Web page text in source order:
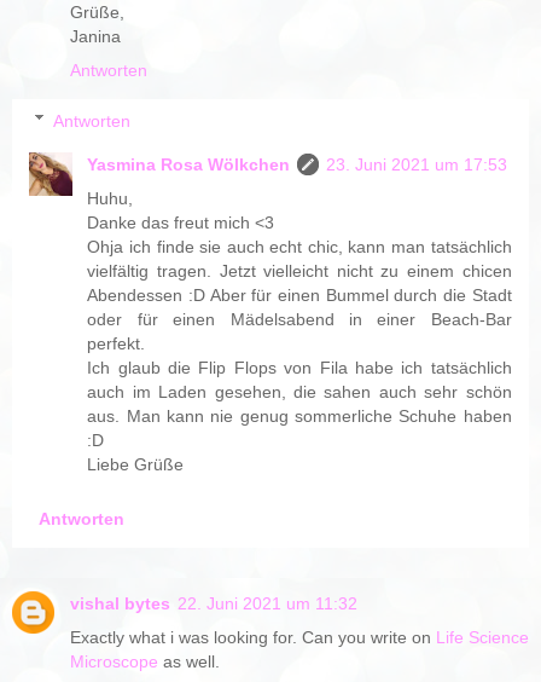
Grüße,
Janina
Antworten
Antworten
Yasmina Rosa Wölkchen
23. Juni 2021 um 17:53
Huhu,
Danke das freut mich <3
Ohja ich finde sie auch echt chic, kann man tatsächlich
vielfältig tragen. Jetzt vielleicht nicht zu einem chicen
Abendessen :D Aber für einen Bummel durch die Stadt
oder für einen Mädelsabend in einer Beach-Bar
perfekt.
Ich glaub die Flip Flops von Fila habe ich tatsächlich
auch im Laden gesehen, die sahen auch sehr schön
aus. Man kann nie genug sommerliche Schuhe haben
:D
Liebe Grüße
Antworten
vishal bytes 22. Juni 2021 um 11:32
Exactly what i was looking for. Can you write on Life Science
Microscope as well.